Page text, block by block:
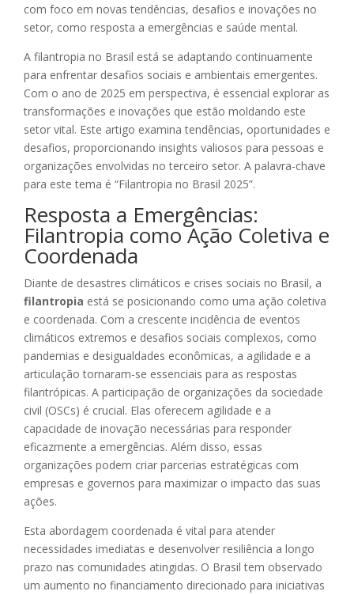
com foco em novas tendências, desafios e inovações no
setor, como resposta a emergências e saúde mental.
A filantropia no Brasil está se adaptando continuamente
para enfrentar desafios sociais e ambientais emergentes.
Com o ano de 2025 em perspectiva, é essencial explorar as
transformações e inovações que estão moldando este
setor vital. Este artigo examina tendências, oportunidades e
desafios, proporcionando insights valiosos para pessoas e
organizações envolvidas no terceiro setor. A palavra-chave
para este tema é “Filantropia no Brasil 2025”.
Resposta a Emergências:
Filantropia como Ação Coletiva e
Coordenada
Diante de desastres climáticos e crises sociais no Brasil, a
filantropia está se posicionando como uma ação coletiva
e coordenada. Com a crescente incidência de eventos
climáticos extremos e desafios sociais complexos, como
pandemias e desigualdades econômicas, a agilidade e a
articulação tornaram-se essenciais para as respostas
filantrópicas. A participação de organizações da sociedade
civil (OSCs) é crucial. Elas oferecem agilidade e a
capacidade de inovação necessárias para responder
eficazmente a emergências. Além disso, essas
organizações podem criar parcerias estratégicas com
empresas e governos para maximizar o impacto das suas
ações.
Esta abordagem coordenada é vital para atender
necessidades imediatas e desenvolver resiliência a longo
prazo nas comunidades atingidas. O Brasil tem observado
um aumento no financiamento direcionado para iniciativas